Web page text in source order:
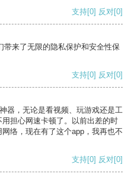
支持[0] 反对[0]
来了无限的隐私保护和安全性保
支持[0] 反对[0]
器，无论是看视频、玩游戏还是工
担心网速卡顿了。以前出差的时
络，现在有了这个app，我再也不
支持[0] 反对[0]